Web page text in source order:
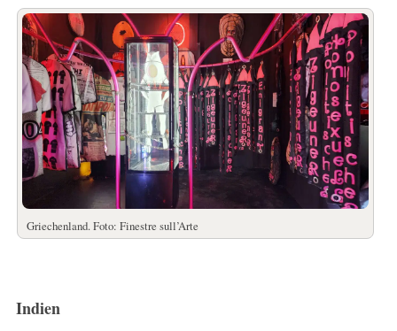
Griechenland. Foto: Finestre sull’Arte
Indien